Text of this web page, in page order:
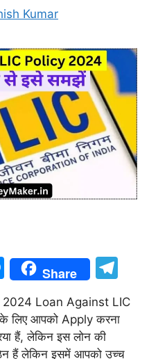
Kumar
M
e
s
s
Share
el
e
Loan Against LIC
लिए आपको Apply करना
हैं, लेकिन इस लोन की
हैं लेकिन इसमें आपको उच्च